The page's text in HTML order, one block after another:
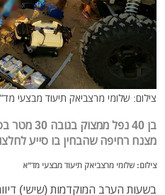
צילום: שלומי מרצביאק תיעוד מבצעי
בן 40 נפל
מצנח רחיפה שהבחין בו סייע
צילום: שלומי מרצביאק תיעוד מבצעי מד"א
בשעות הערב המוקדמות (שישי)